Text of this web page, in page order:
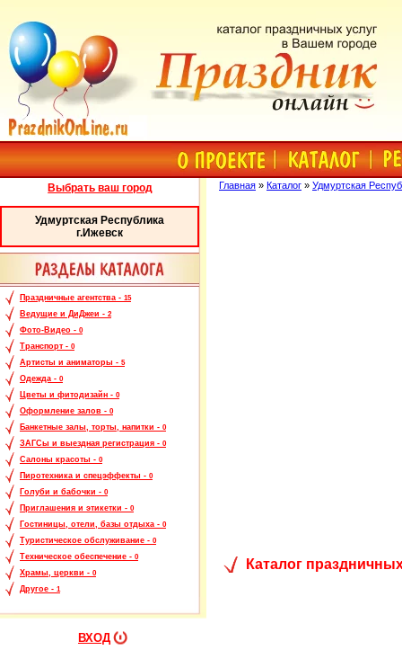
Выбрать ваш город
Удмуртская Республика
г.Ижевск
Праздничные агентства - 15
Ведущие и ДиДжеи - 2
Фото-Видео - 0
Транспорт - 0
Артисты и аниматоры - 5
Одежда - 0
Цветы и фитодизайн - 0
Оформление залов - 0
Банкетные залы, торты, напитки - 0
ЗАГСы и выездная регистрация - 0
Салоны красоты - 0
Пиротехника и спецэффекты - 0
Голуби и бабочки - 0
Приглашения и этикетки - 0
Гостиницы, отели, базы отдыха - 0
Туристическое обслуживание - 0
Техническое обеспечение - 0
Храмы, церкви - 0
Другое - 1
ВХОД
Главная » Каталог » Удмуртская
Каталог